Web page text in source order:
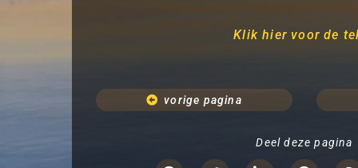
Klik hier voor de
vorige pagina
Deel deze pagina